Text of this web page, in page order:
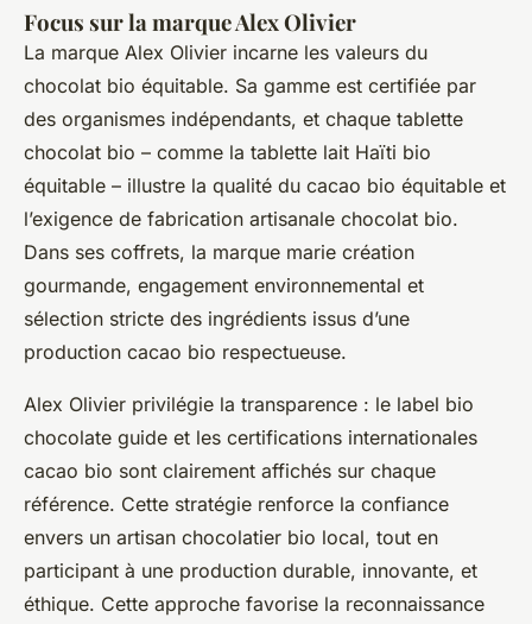
Focus sur la marque Alex Olivier
La marque Alex Olivier incarne les valeurs du
chocolat bio équitable. Sa gamme est certifiée par
des organismes indépendants, et chaque tablette
chocolat bio – comme la tablette lait Haïti bio
équitable – illustre la qualité du cacao bio équitable et
l’exigence de fabrication artisanale chocolat bio.
Dans ses coffrets, la marque marie création
gourmande, engagement environnemental et
sélection stricte des ingrédients issus d’une
production cacao bio respectueuse.
Alex Olivier privilégie la transparence : le label bio
chocolate guide et les certifications internationales
cacao bio sont clairement affichés sur chaque
référence. Cette stratégie renforce la confiance
envers un artisan chocolatier bio local, tout en
participant à une production durable, innovante, et
éthique. Cette approche favorise la reconnaissance